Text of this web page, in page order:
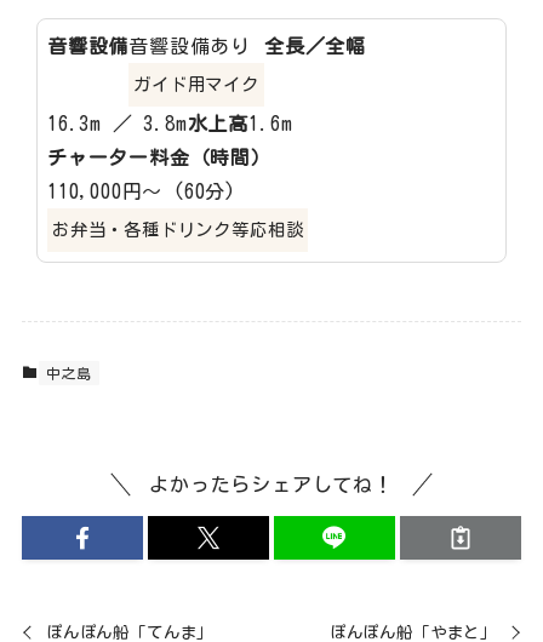
音響設備音響設備あり
ガイド用マイク
全長／全幅
16.3m ／ 3.8m水上高1.6m
チャーター料金（時間）
110,000円～ (60分)
お弁当・各種ドリンク等応相談
中之島
よかったらシェアしてね！
ぽんぽん船「てんま」 ぽんぽん船「やまと」